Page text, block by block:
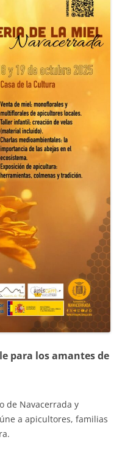
para los amantes de
de Navacerrada y
a apicultores, familias